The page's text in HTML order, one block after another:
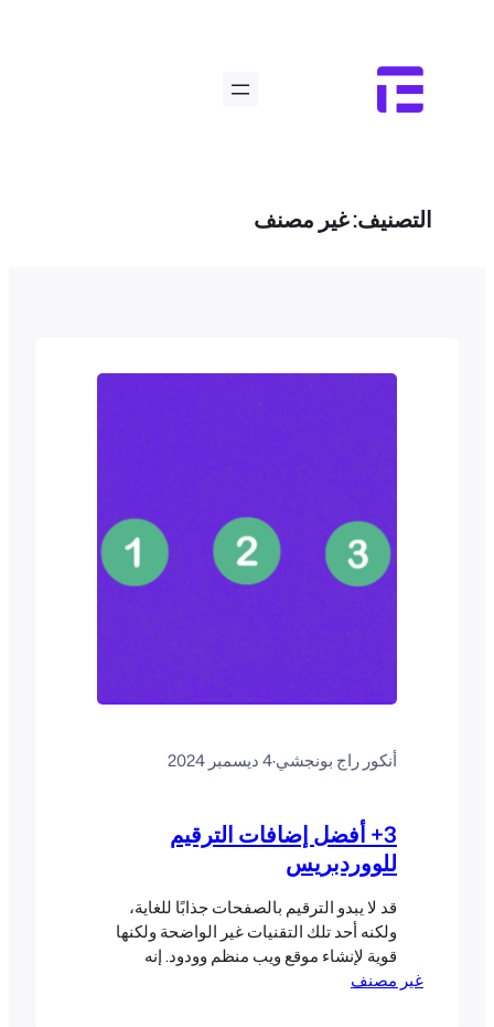
التصنيف:غير مصنف
أنكور راج بونجشي·4 ديسمبر 2024
3+ أفضل إضافات الترقيم
للووردبريس
قد لا يبدو الترقيم بالصفحات جذابًا للغاية،
ولكنه أحد تلك التقنيات غير الواضحة ولكنها
قوية لإنشاء موقع ويب منظم وودود. إنه
ضروري لكل من تجربة المستخدم وتحسين
غير مصنف